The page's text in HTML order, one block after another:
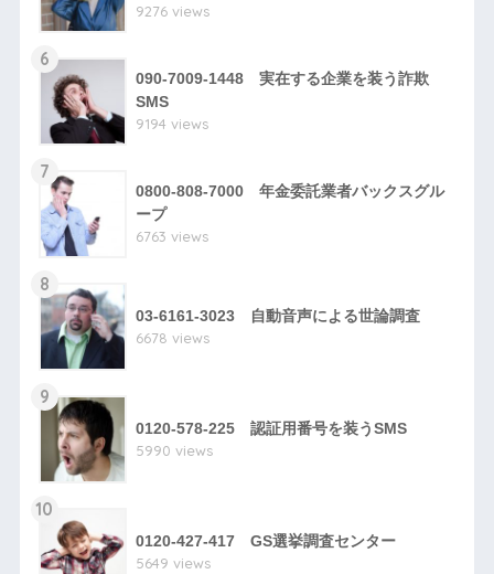
9276 views
6
090-7009-1448 実在する企業を装う詐欺
SMS
9194 views
7
0800-808-7000 年金委託業者バックスグル
ープ
6763 views
8
03-6161-3023 自動音声による世論調査
6678 views
9
0120-578-225 認証用番号を装うSMS
5990 views
10
0120-427-417 GS選挙調査センター
5649 views